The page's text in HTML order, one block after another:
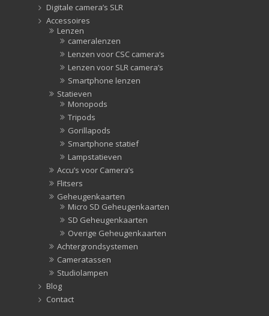
Digitale camera’s SLR
Accessoires
Lenzen
cameralenzen
Lenzen voor CSC camera’s
Lenzen voor SLR camera’s
Smartphone lenzen
Statieven
Monopods
Tripods
Gorillapods
Smartphone statief
Lampstatieven
Accu’s voor Camera’s
Flitsers
Geheugenkaarten
Micro SD Geheugenkaarten
SD Geheugenkaarten
Overige Geheugenkaarten
Achtergrondsystemen
Cameratassen
Studiolampen
Blog
Contact